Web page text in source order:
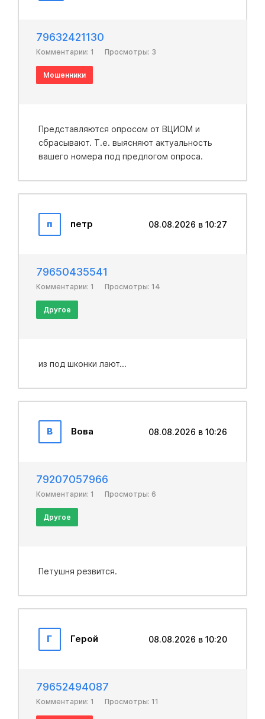
79632421130
Комментарии: 1 Просмотры: 3
Мошенники
Представляются опросом от ВЦИОМ и
сбрасывают. Т.е. выясняют актуальность
вашего номера под предлогом опроса.
п петр 08.08.2026 в 10:27
79650435541
Комментарии: 1 Просмотры: 14
Другое
из под шконки лают...
В Вова 08.08.2026 в 10:26
79207057966
Комментарии: 1 Просмотры: 6
Другое
Петушня резвится.
Г Герой 08.08.2026 в 10:20
79652494087
Комментарии: 1 Просмотры: 11